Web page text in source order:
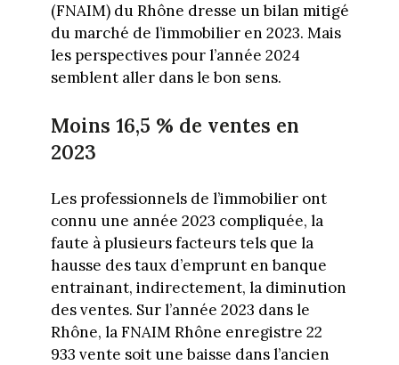
(FNAIM) du Rhône dresse un bilan mitigé
du marché de l’immobilier en 2023. Mais
les perspectives pour l’année 2024
semblent aller dans le bon sens.
Moins 16,5 % de ventes en
2023
Les professionnels de l’immobilier ont
connu une année 2023 compliquée, la
faute à plusieurs facteurs tels que la
hausse des taux d’emprunt en banque
entrainant, indirectement, la diminution
des ventes. Sur l’année 2023 dans le
Rhône, la FNAIM Rhône enregistre 22
933 vente soit une baisse dans l’ancien